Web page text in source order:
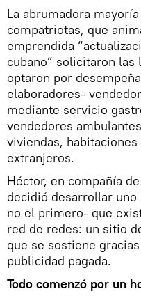
La abrumadora
compatriotas, que
emprendida
cubano” solicitaron
optaron por
elaboradores-
mediante servicio
vendedores
viviendas,
extranjeros.
Héctor, en compañía
decidió desarrollar
no el primero- que
red de redes: un sitio
que se sostiene
publicidad pagada.
Todo comenzó por un